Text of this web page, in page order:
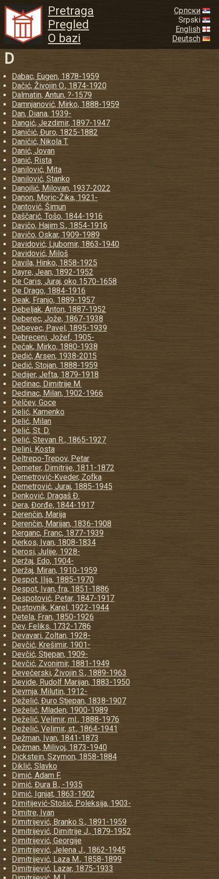
Pretraga
Pregled
O bazi
Српски
Srpski
English
Deutsch
D
Dabac, Eugen, 1878-1959
Dačić, Živojin O., 1874-1920
Dalmatin, Antun, ?-1579
Damnjanović, Mirko, 1888-1959
Dan, Diana, 1939-
Dangić, Jezdimir, 1897-1947
Daničić, Đuro, 1825-1882
Daničić, Nikola T.
Danić, Jovan
Danić, Rista
Danilović, Mita
Danilović, Stanko
Danojlić, Milovan, 1937-2022
Danon, Moric-Žika, 1921-
Dantović, Šimun
Daščarić, Tošo, 1844-1916
Davičo, Hajim S., 1854-1916
Davičo, Oskar, 1909-1989
Davidović, Ljubomir, 1863-1940
Davidović, Miloš
Davila, Hinko, 1858-1925
Dayre, Jean, 1892-1952
De Caris, Juraj, oko 1570-1658
De Drago, 1884-1916
Deak, Franjo, 1889-1957
Debeljak, Anton, 1887-1952
Deberec, Jože, 1867-1938
Debevec, Pavel, 1895-1939
Debreceni, Jožef, 1905-
Dečak, Mirko, 1880-1938
Dedić, Arsen, 1938-2015
Dedić, Stojan, 1888-1959
Dedijer, Jefta, 1879-1918
Dedinac, Dimitrije M.
Dedinac, Milan, 1902-1966
Delčev, Goce
Delić, Kamenko
Delić, Milan
Delić, St. D.
Delić, Stevan R., 1865-1927
Delini, Kosta
Deltrepo-Trepov, Petar
Demeter, Dimitrije, 1811-1872
Demetrović-Kveder, Zofka
Demetrović, Juraj, 1885-1945
Denković, Dragaš Đ.
Dera, Đorđe, 1844-1917
Derenčin, Marija
Derenčin, Marijan, 1836-1908
Derganc, Franc, 1877-1939
Derkos, Ivan, 1808-1834
Derosi, Julije, 1928-
Deržaj, Edo, 1904-
Deržaj, Miran, 1910-1959
Despot, Ilija, 1885-1970
Despot, Ivan, fra, 1851-1886
Despotović, Petar, 1847-1917
Destovnik, Karel, 1922-1944
Detela, Fran, 1850-1926
Dev, Feliks, 1732-1786
Devavari, Zoltan, 1928-
Devčić, Krešimir, 1901-
Devčić, Stjepan, 1909-
Devčić, Zvonimir, 1881-1949
Devečerski, Živojin S., 1889-1963
Devide, Rudolf Marijan, 1883-1950
Devrnja, Milutin, 1912-
Deželić, Đuro Stjepan, 1838-1907
Deželić, Mladen, 1900-1989
Deželić, Velimir, ml., 1888-1976
Deželić, Velimir, st., 1864-1941
Dežman, Ivan, 1841-1873
Dežman, Milivoj, 1873-1940
Dickstein, Szymon, 1858-1884
Diklić, Slavko
Dimić, Adam F.
Dimić, Đura B., -1935
Dimić, Ignjat, 1863-1902
Dimitijević-Stošić, Poleksija, 1903-
Dimitre, Ivan
Dimitrijević, Branko S., 1891-1959
Dimitrijević, Dimitrije J., 1879-1952
Dimitrijević, Georgije
Dimitrijević, Jelena J., 1862-1945
Dimitrijević, Laza M., 1858-1899
Dimitrijević, Lazar, 1875-1933